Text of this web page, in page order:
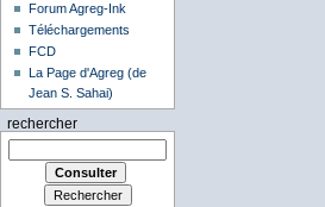
Forum Agreg-Ink
Téléchargements
FCD
La Page d'Agreg (de
Jean S. Sahai)
rechercher